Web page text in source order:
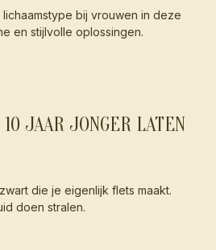
bij vrouwen in deze
en stijlvolle oplossingen.
JAAR JONGER LATEN
die je eigenlijk flets maakt.
doen stralen.